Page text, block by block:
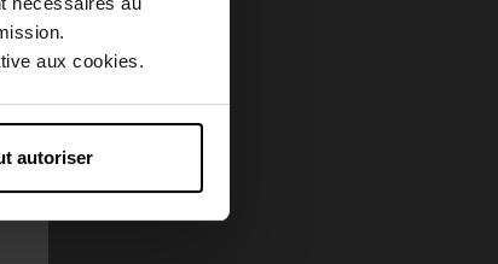
aux cookies.
autoriser